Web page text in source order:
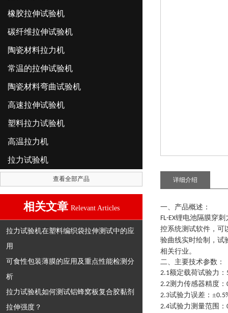
橡胶拉伸试验机
碳纤维拉伸试验机
陶瓷材料拉力机
常温的拉伸试验机
陶瓷材料弯曲试验机
高速拉伸试验机
塑料拉力试验机
高温拉力机
拉力试验机
查看全部产品
相关文章 Relevant Articles
拉力试验机在塑料编织袋拉伸测试中的应
用
可食性包装薄膜的应用及重点性能检测分
析
拉力试验机如何测试铝蜂窝板复合胶黏剂
拉伸强度？
详细介绍
一、产品概述：
FL-EX锂电池隔膜穿刺
控系统测试软件，可
验曲线实时绘制，试
相关行业。
二、主要技术参数：
2.1额定载荷试验力：
2.2测力传感器精度：
2.3试验力误差：±
2.4试验力测量范围：